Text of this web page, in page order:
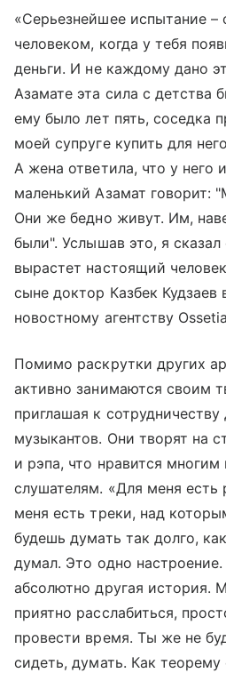
«Серьезнейшее испытание –
человеком, когда у тебя
деньги. И не каждому дано
Азамате эта сила с детства
ему было лет пять, соседка
моей супруге купить для
А жена ответила, что у него
маленький Азамат говорит:
Они же бедно живут. Им,
были". Услышав это, я сказал
вырастет настоящий
сыне доктор Казбек Кудзаев
новостному агентству
Помимо раскрутки других
активно занимаются своим
приглашая к сотрудничеству
музыкантов. Они творят на
и рэпа, что нравится
слушателям. «Для меня есть
меня есть треки, над
будешь думать так долго,
думал. Это одно настроение.
абсолютно другая история.
приятно расслабиться,
провести время. Ты же не
сидеть, думать. Как теорему